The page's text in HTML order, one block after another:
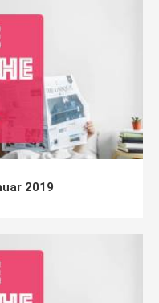
2019